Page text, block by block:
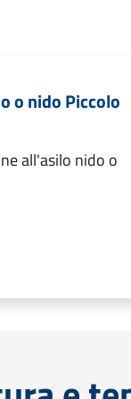
o nido Piccolo
all'asilo nido o